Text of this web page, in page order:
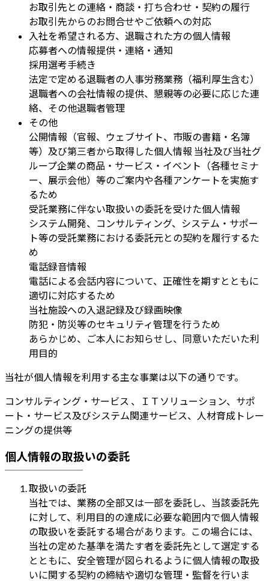
お取引先との連絡・商談・打ち合わせ・契約の履行
お取引先からのお問合せやご依頼への対応
入社を希望される方、退職された方の個人情報
応募者への情報提供・連絡・通知
採用選考手続き
法定で定める退職者の人事労務業務（福利厚生含む）
退職者への会社情報の提供、懇親等の必要に応じた連
絡、その他退職者管理
その他
公開情報（官報、ウェブサイト、市販の書籍・名簿
等）及び第三者から取得した個人情報 当社及び当社グ
ループ企業の商品・サービス・イベント（各種セミナ
ー、展示会他）等のご案内や各種アンケートを実施す
るため
受託業務に伴ない取扱いの委託を受けた個人情報
システム開発、コンサルティング、システム・サポー
ト等の受託業務における委託元との契約を履行するた
め
電話録音情報
電話による会話内容について、正確性を期すとともに
適切に対応するため
当社施設への入退記録及び録画映像
防犯・防災等のセキュリティ管理を行うため
あらかじめ、ご本人にお知らせし、同意いただいた利
用目的
当社が個人情報を利用する主な事業は以下の通りです。
コンサルティング・サービス 、ＩＴソリューション、サポ
ート・サービス及びシステム関連サービス、人材育成トレー
ニングの提供等
個人情報の取扱いの委託
取扱いの委託
当社では、業務の全部又は一部を委託し、当該委託先
に対して、利用目的の達成に必要な範囲内で個人情報
の取扱いを委託する場合があります。この場合には、
当社の定めた基準を満たす者を委託先として選定する
とともに、安全管理が図られるように個人情報の取扱
いに関する契約の締結や適切な管理・監督を行いま